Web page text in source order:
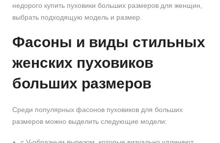
недорого купить пуховики больших размеров для женщин,
выбрать подходящую модель и размер.
Фасоны и виды стильных
женских пуховиков
больших размеров
Среди популярных фасонов пуховиков для больших
размеров можно выделить следующие модели: